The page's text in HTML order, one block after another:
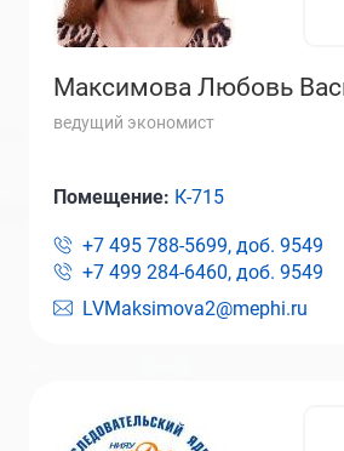
Максимова Любовь
ведущий экономист
LVMaksimova2@mephi.ru
Помещение: К-715
+7 495 788-5699, доб. 9549
+7 499 284-6460, доб. 9549